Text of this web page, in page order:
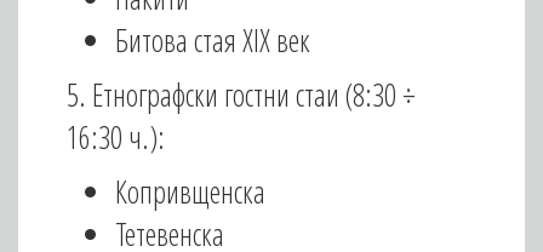
Битова стая XIX век
5. Етнографски гостни стаи (8:30 ÷
16:30 ч.):
Копривщенска
Тетевенска